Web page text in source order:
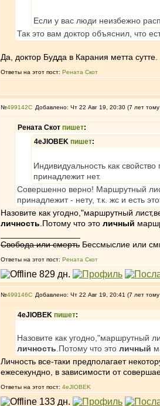
Если у вас люди неизбежно
Так это вам доктор объяснил, что
Да, доктор Будда в Карания метта
Ответы на этот пост: Рената Скот
№499142 Добавлено: Чт 22 Авг 19, 20:30 (7 лет
Рената Скот пишет:
4eJIOBEK пишет:
Индивидуальность как
принадлежит нет.
Совершенно верно! Маршрутный
принадлежит - нету, т.к. жс и есть
Назовите как угодно,"маршрутный
личность .Потому что это личный
Свобода или смерть Бессмыслие или
Ответы на этот пост: Рената Скот
№499146 Добавлено: Чт 22 Авг 19, 20:41 (7 лет
4eJIOBEK пишет:
Назовите как угодно,"маршрутный
личность .Потому что это личный
Личность все-таки предполагает
ежесекундно, в зависимости от
Ответы на этот пост: 4eJIOBEK